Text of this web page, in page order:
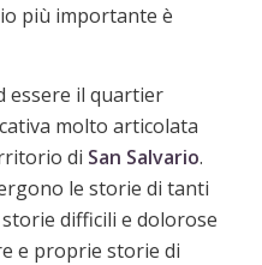
più importante è
essere il quartier
molto articolata
di San Salvario.
le storie di tanti
difficili e dolorose
e proprie storie di